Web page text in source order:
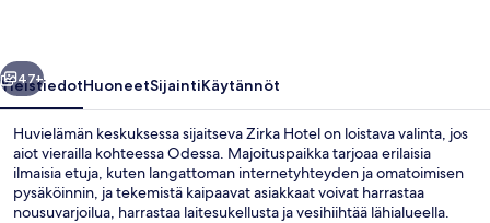
Seuraava
47+
YleistiedotHuoneetSijaintiKäytännöt
Huvielämän keskuksessa sijaitseva Zirka Hotel on loistava valinta, jos
aiot vierailla kohteessa Odessa. Majoituspaikka tarjoaa erilaisia
ilmaisia etuja, kuten langattoman internetyhteyden ja omatoimisen
pysäköinnin, ja tekemistä kaipaavat asiakkaat voivat harrastaa
nousuvarjoilua, harrastaa laitesukellusta ja vesihiihtää lähialueella.